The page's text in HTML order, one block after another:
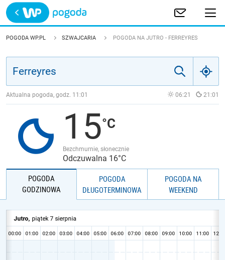
Trwa ładowanie
POLSKA
JAKOŚĆ POWIETRZA
POGODA WP.PL SZWAJCARIA POGODA NA JUTRO - FERREYRES
Aktualna pogoda, godz. 11:01 06:21 21:01
15
Bezchmurnie, słonecznie
Odczuwalna 16°C
POGODA
GODZINOWA
POGODA
DŁUGOTERMINOWA
POGODA NA
WEEKEND